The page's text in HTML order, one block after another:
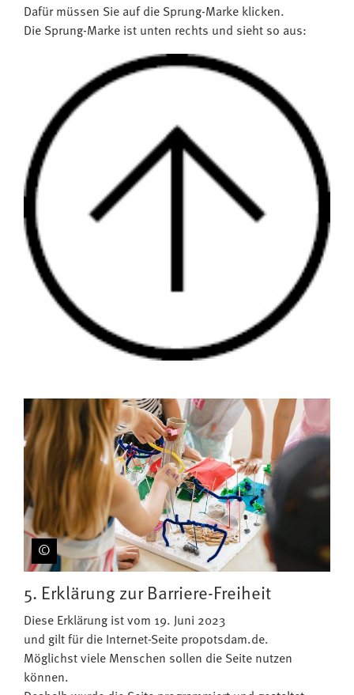
Dafür müssen Sie auf die Sprung-Marke klicken.
Die Sprung-Marke ist unten rechts und sieht so aus:
5. Erklärung zur Barriere-Freiheit
Diese Erklärung ist vom 19. Juni 2023
und gilt für die Internet-Seite propotsdam.de.
Möglichst viele Menschen sollen die Seite nutzen
können.